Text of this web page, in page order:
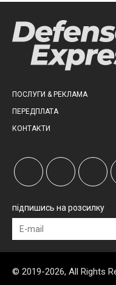
ПОСЛУГИ & РЕКЛАМА
ПЕРЕДПЛАТА
КОНТАКТИ
підпишись на розсилку
© 2019-2026, All Rights